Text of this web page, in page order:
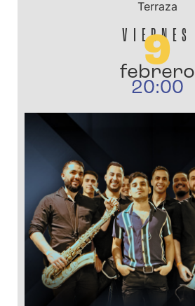
Terraza
VIERNES
9
febrero
20:00